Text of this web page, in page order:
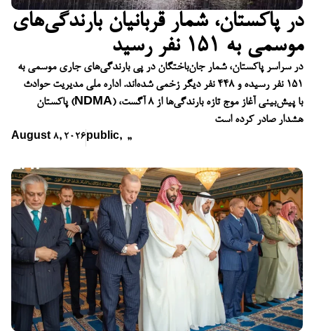
در پاکستان، شمار قربانیان بارندگی‌های
موسمی به ۱۵۱ نفر رسید
در سراسر پاکستان، شمار جان‌باختگان در پی بارندگی‌های جاری موسمی به
۱۵۱ نفر رسیده و ۴۴۸ نفر دیگر زخمی شده‌اند. اداره ملی مدیریت حوادث
پاکستان (NDMA) با پیش‌بینی آغاز موج تازه بارندگی‌ها از ۸ آگست،
هشدار صادر کرده است
August 8, 2026 public, ,,